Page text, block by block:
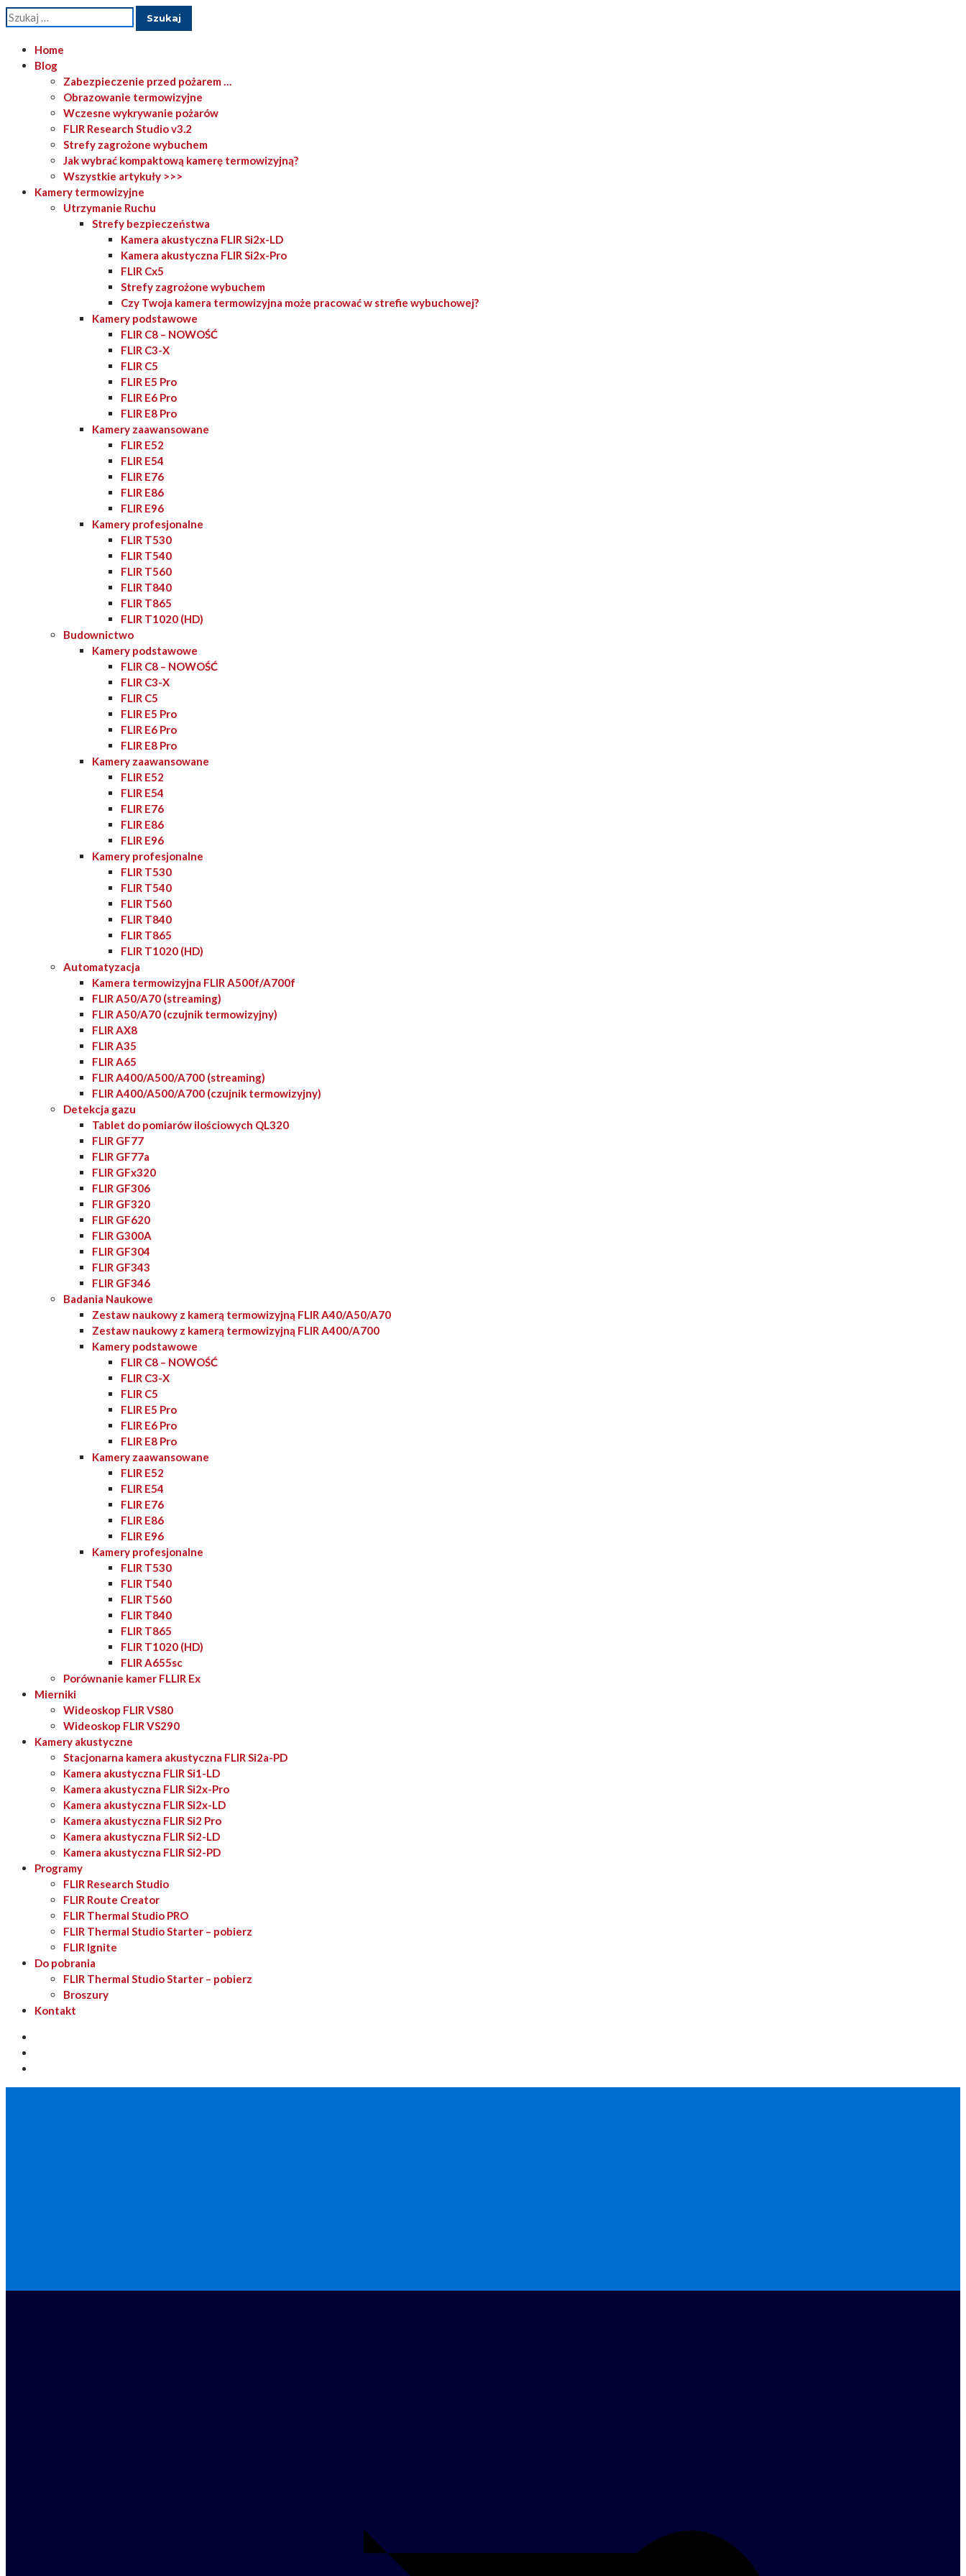
Szukaj:
Home
Blog
Zabezpieczenie przed pożarem …
Obrazowanie termowizyjne
Wczesne wykrywanie pożarów
FLIR Research Studio v3.2
Strefy zagrożone wybuchem
Jak wybrać kompaktową kamerę termowizyjną?
Wszystkie artykuły >>>
Kamery termowizyjne
Utrzymanie Ruchu
Strefy bezpieczeństwa
Kamera akustyczna FLIR Si2x-LD
Kamera akustyczna FLIR Si2x-Pro
FLIR Cx5
Strefy zagrożone wybuchem
Czy Twoja kamera termowizyjna może pracować w strefie wybuchowej?
Kamery podstawowe
FLIR C8 – NOWOŚĆ
FLIR C3-X
FLIR C5
FLIR E5 Pro
FLIR E6 Pro
FLIR E8 Pro
Kamery zaawansowane
FLIR E52
FLIR E54
FLIR E76
FLIR E86
FLIR E96
Kamery profesjonalne
FLIR T530
FLIR T540
FLIR T560
FLIR T840
FLIR T865
FLIR T1020 (HD)
Budownictwo
Kamery podstawowe
FLIR C8 – NOWOŚĆ
FLIR C3-X
FLIR C5
FLIR E5 Pro
FLIR E6 Pro
FLIR E8 Pro
Kamery zaawansowane
FLIR E52
FLIR E54
FLIR E76
FLIR E86
FLIR E96
Kamery profesjonalne
FLIR T530
FLIR T540
FLIR T560
FLIR T840
FLIR T865
FLIR T1020 (HD)
Automatyzacja
Kamera termowizyjna FLIR A500f/A700f
FLIR A50/A70 (streaming)
FLIR A50/A70 (czujnik termowizyjny)
FLIR AX8
FLIR A35
FLIR A65
FLIR A400/A500/A700 (streaming)
FLIR A400/A500/A700 (czujnik termowizyjny)
Detekcja gazu
Tablet do pomiarów ilościowych QL320
FLIR GF77
FLIR GF77a
FLIR GFx320
FLIR GF306
FLIR GF320
FLIR GF620
FLIR G300A
FLIR GF304
FLIR GF343
FLIR GF346
Badania Naukowe
Zestaw naukowy z kamerą termowizyjną FLIR A40/A50/A70
Zestaw naukowy z kamerą termowizyjną FLIR A400/A700
Kamery podstawowe
FLIR C8 – NOWOŚĆ
FLIR C3-X
FLIR C5
FLIR E5 Pro
FLIR E6 Pro
FLIR E8 Pro
Kamery zaawansowane
FLIR E52
FLIR E54
FLIR E76
FLIR E86
FLIR E96
Kamery profesjonalne
FLIR T530
FLIR T540
FLIR T560
FLIR T840
FLIR T865
FLIR T1020 (HD)
FLIR A655sc
Porównanie kamer FLLIR Ex
Mierniki
Wideoskop FLIR VS80
Wideoskop FLIR VS290
Kamery akustyczne
Stacjonarna kamera akustyczna FLIR Si2a-PD
Kamera akustyczna FLIR Si1-LD
Kamera akustyczna FLIR Si2x-Pro
Kamera akustyczna FLIR Si2x-LD
Kamera akustyczna FLIR Si2 Pro
Kamera akustyczna FLIR Si2-LD
Kamera akustyczna FLIR Si2-PD
Programy
FLIR Research Studio
FLIR Route Creator
FLIR Thermal Studio PRO
FLIR Thermal Studio Starter – pobierz
FLIR Ignite
Do pobrania
FLIR Thermal Studio Starter – pobierz
Broszury
Kontakt